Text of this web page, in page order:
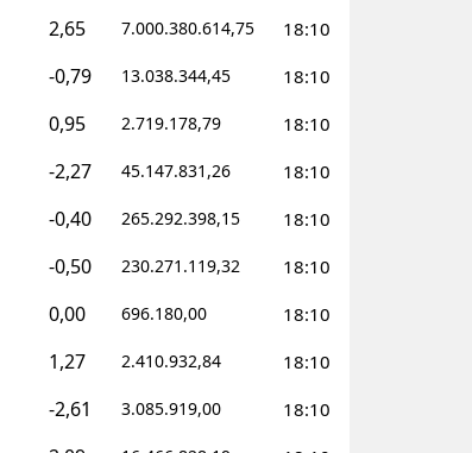
2,65 7.000.380.614,75 18:10
-0,79 13.038.344,45 18:10
0,95 2.719.178,79 18:10
-2,27 45.147.831,26 18:10
-0,40 265.292.398,15 18:10
-0,50 230.271.119,32 18:10
0,00 696.180,00 18:10
1,27 2.410.932,84 18:10
-2,61 3.085.919,00 18:10